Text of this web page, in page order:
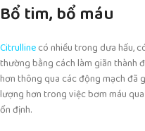
Bổ tim, bổ máu
Citrullinecó nhiều trong dưa hấu,
thường bằng cách làm giãn thành
hơn thông qua các động mạch đã
lượng hơn trong việc bơm máu
ổn định.